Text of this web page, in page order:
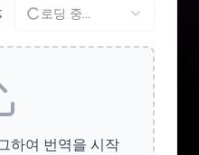
로딩 중...
하여 번역을 시작